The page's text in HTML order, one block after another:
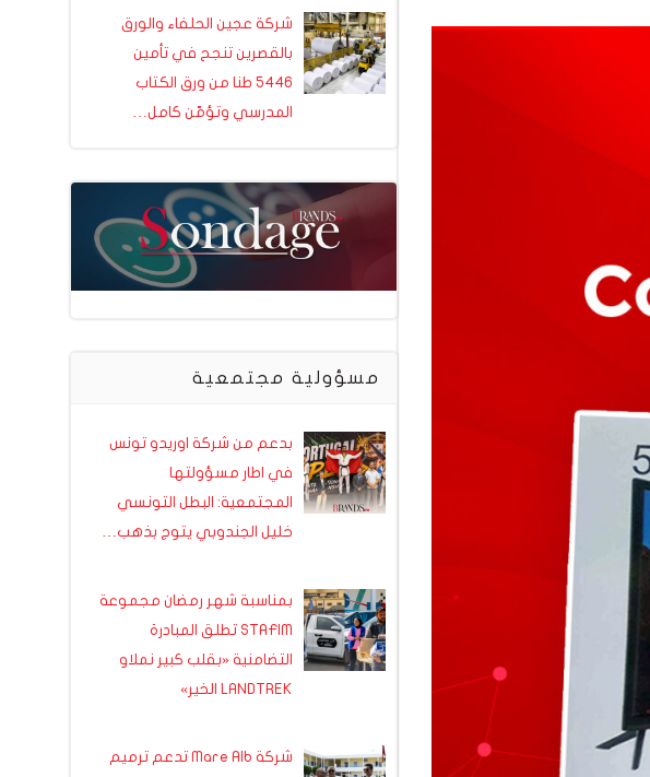
شركة عجين الحلفاء والورق
بالقصرين تنجح في تأمين
5446 طنا من ورق الكتاب
المدرسي وتؤمّن كامل…
مسؤولية مجتمعية
بدعم من شركة اوريدو تونس
في اطار مسؤولتها
المجتمعية: البطل التونسي
خليل الجندوبي يتوج بذهب…
بمناسبة شهر رمضان مجموعة
STAFIM تطلق المبادرة
التضامنية «بقلب كبير نملاو
LANDTREK الخير»
شركة Mare Alb تدعم ترميم